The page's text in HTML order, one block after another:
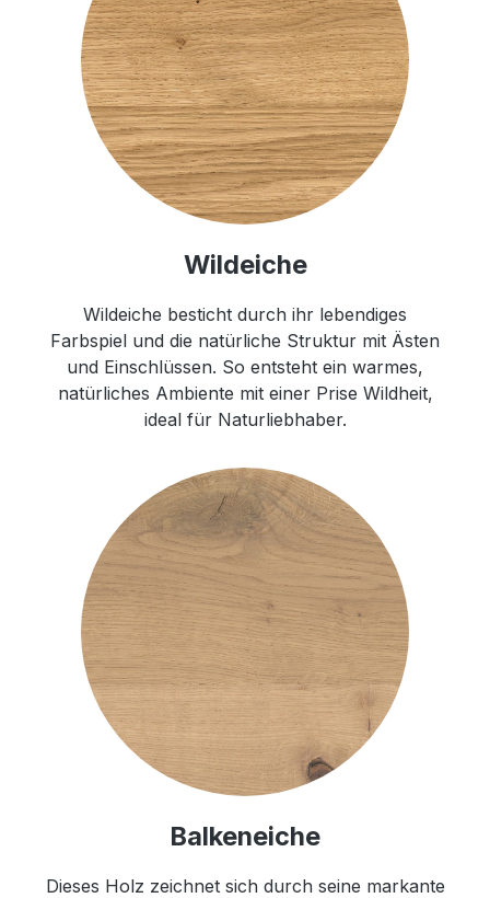
Wildeiche
Wildeiche besticht durch ihr lebendiges
Farbspiel und die natürliche Struktur mit Ästen
und Einschlüssen. So entsteht ein warmes,
natürliches Ambiente mit einer Prise Wildheit,
ideal für Naturliebhaber.
Balkeneiche
Dieses Holz zeichnet sich durch seine markante